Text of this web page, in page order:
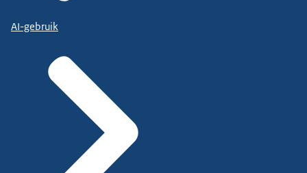
AI-gebruik